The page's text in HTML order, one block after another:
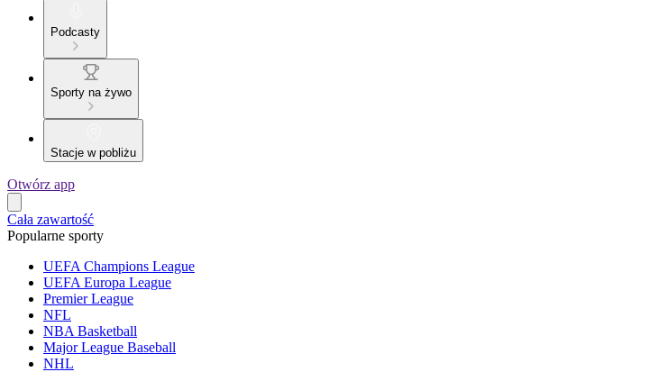
Podcasty
Sporty na żywo
Stacje w pobliżu
Otwórz app
Cała zawartość
Popularne sporty
UEFA Champions League
UEFA Europa League
Premier League
NFL
NBA Basketball
Major League Baseball
NHL